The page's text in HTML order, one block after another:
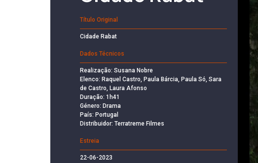
Título Original
Cidade Rabat
Dados Técnicos
Realização: Susana Nobre
Elenco: Raquel Castro, Paula Bárcia, Paula Só, Sara
de Castro, Laura Afonso
Duração: 1h41
Género: Drama
País: Portugal
Distribuidor: Terratreme Filmes
Estreia
22-06-2023